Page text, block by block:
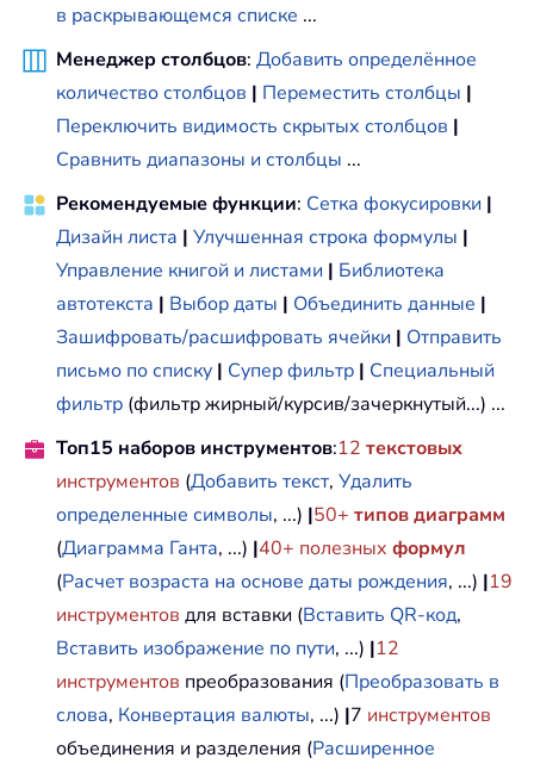
в раскрывающемся списке ...
Менеджер столбцов: Добавить определённое
количество столбцов | Переместить столбцы |
Переключить видимость скрытых столбцов |
Сравнить диапазоны и столбцы ...
Рекомендуемые функции: Сетка фокусировки |
Дизайн листа | Улучшенная строка формулы |
Управление книгой и листами | Библиотека
автотекста | Выбор даты | Объединить данные |
Зашифровать/расшифровать ячейки | Отправить
письмо по списку | Супер фильтр | Специальный
фильтр (фильтр жирный/курсив/зачеркнутый...) ...
Топ15 наборов инструментов:12 текстовых
инструментов (Добавить текст, Удалить
определенные символы, ...) |50+ типов диаграмм
(Диаграмма Ганта, ...) |40+ полезных формул
(Расчет возраста на основе даты рождения, ...) |19
инструментов для вставки (Вставить QR-код,
Вставить изображение по пути, ...) |12
инструментов преобразования (Преобразовать в
слова, Конвертация валюты, ...) |7 инструментов
объединения и разделения (Расширенное